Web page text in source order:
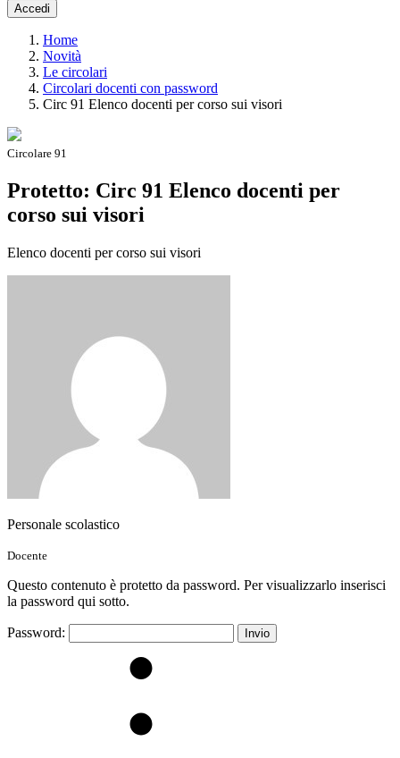
Accedi
Home
Novità
Le circolari
Circolari docenti con password
Circ 91 Elenco docenti per corso sui visori
Circolare 91
Protetto: Circ 91 Elenco docenti per
corso sui visori
Elenco docenti per corso sui visori
Personale scolastico
Docente
Questo contenuto è protetto da password. Per visualizzarlo inserisci
la password qui sotto.
Password: